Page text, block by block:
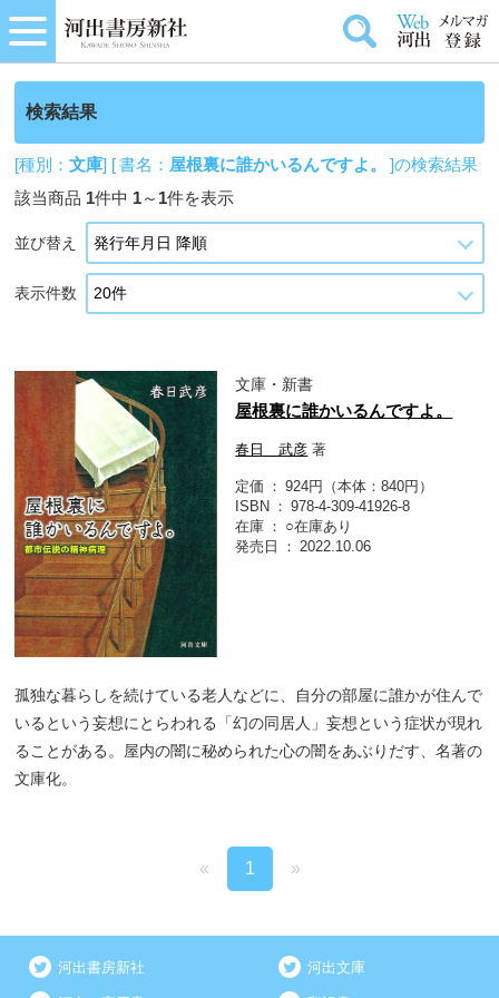
検索結果
[種別：文庫] [ 書名： 屋根裏に誰かいるんですよ。
]の検索結果
該当商品 1件中 1～ 1件を表示
並び替え
表示件数
文庫・新書
屋根裏に誰かいるんですよ。
春日 武彦 著
定価
924円（本体：840円）
ISBN
978-4-309-41926-8
在庫
○在庫あり
発売日
2022.10.06
孤独な暮らしを続けている老人などに、自分の部屋に誰かが住んで
いるという妄想にとらわれる「幻の同居人」妄想という症状が現れ
ることがある。屋内の闇に秘められた心の闇をあぶりだす、名著の
文庫化。
« 1 »
河出書房新社 河出文庫